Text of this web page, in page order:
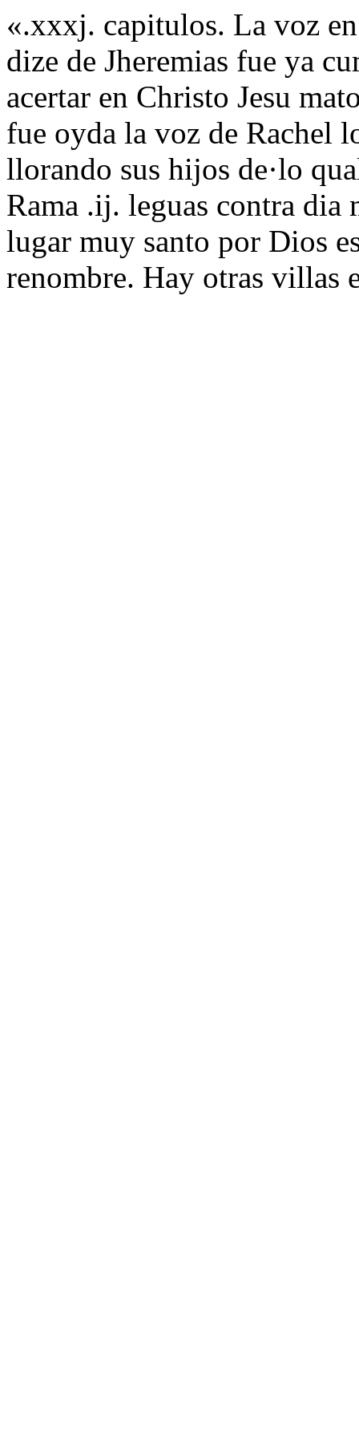
«.xxxj. capitulos. La voz
dize de Jheremias fue ya
acertar en Christo Jesu
fue oyda la voz de Rachel
llorando sus hijos de·lo
Rama .ij. leguas contra dia
lugar muy santo por Dios
renombre. Hay otras villas